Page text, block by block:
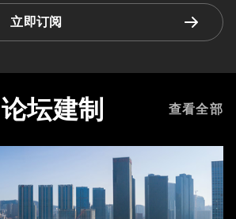
立即订阅
论坛建制 查看全部